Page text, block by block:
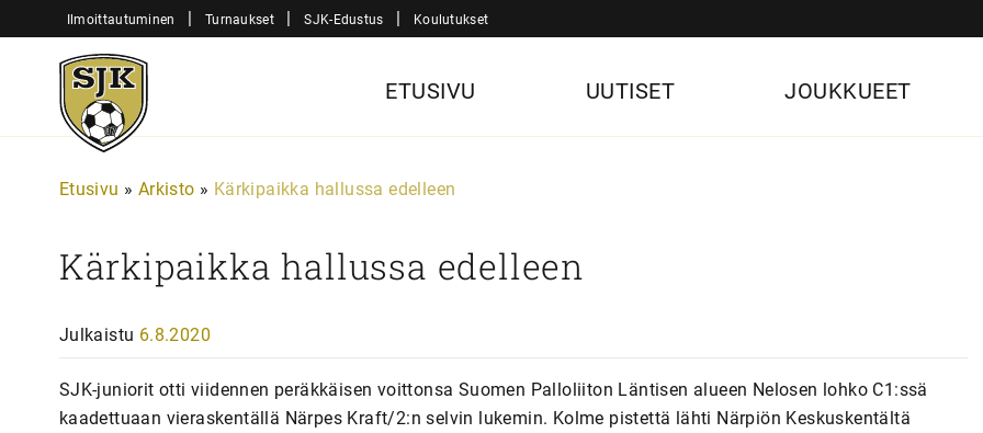
sisältöön
Ilmoittautuminen | Turnaukset | SJK-Edustus | Koulutukset
Sjk-
Juniorit
ETUSIVU UUTISET JOUKKUEET
Etusivu » Arkisto » Kärkipaikka hallussa edelleen
Kärkipaikka hallussa edelleen
Julkaistu 6.8.2020
SJK-juniorit otti viidennen peräkkäisen voittonsa Suomen Palloliiton Läntisen alueen Nelosen lohko C1:ssä
kaadettuaan vieraskentällä Närpes Kraft/2:n selvin lukemin. Kolme pistettä lähti Närpiön Keskuskentältä